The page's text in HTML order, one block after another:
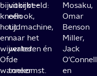
bijvoorbeeld:
knoflook,
hout
en
wijwater.
Of
wanneer
uitkijkt -
een
tijdmachine,
naar het
verleden én
de
toekomst.
Mosaku,
Omar
Benson
Miller,
Jack
O'Connell
en